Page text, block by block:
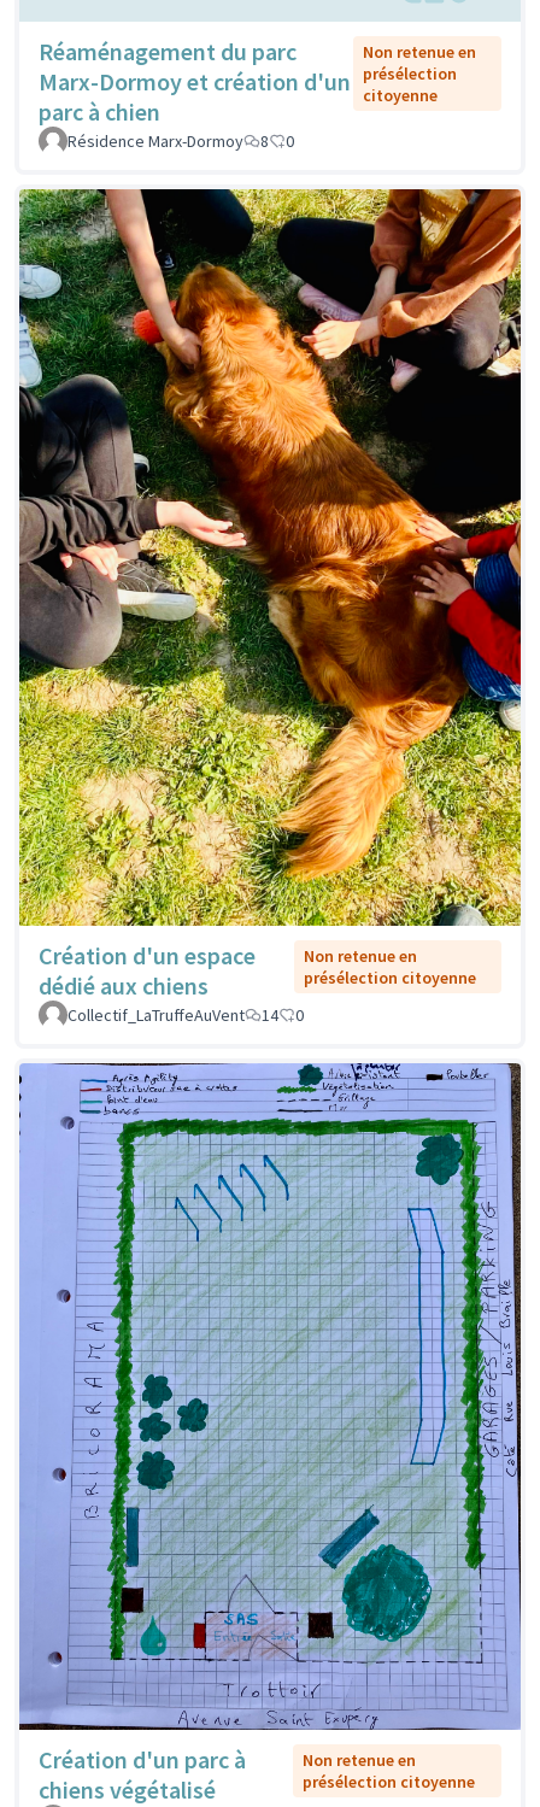
Réaménagement du parc
Marx-Dormoy et création d'un
parc à chien
Non retenue en
présélection
citoyenne
Résidence Marx-Dormoy 8 0
Création d'un espace
dédié aux chiens
Non retenue en
présélection citoyenne
Collectif_LaTruffeAuVent
14 0
Création d'un parc à
chiens végétalisé
Non retenue en
présélection citoyenne